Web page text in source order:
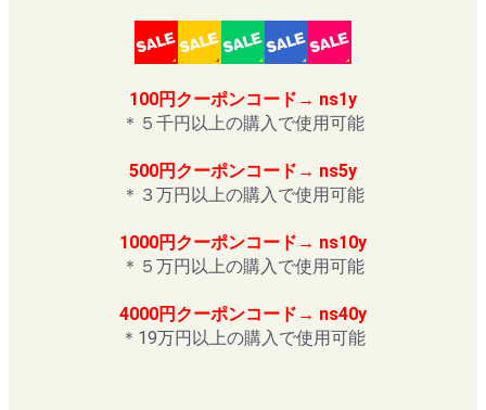
100円クーポンコード→ ns1y
＊５千円以上の購入で使用可能
500円クーポンコード→ ns5y
＊３万円以上の購入で使用可能
1000円クーポンコード→ ns10y
＊５万円以上の購入で使用可能
4000円クーポンコード→ ns40y
＊19万円以上の購入で使用可能